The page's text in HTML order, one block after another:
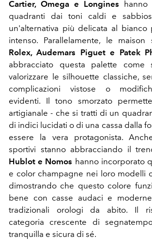
Cartier, Omega e Longines hanno
quadranti dai toni caldi e
un'alternativa più delicata al
intenso. Parallelamente, le maison
Rolex, Audemars Piguet e Patek
abbracciato questa palette come
valorizzare le silhouette classiche,
complicazioni vistose o
evidenti. Il tono smorzato
artigianale - che si tratti di un
di indici lucidati o di una cassa dalla
essere la vera protagonista.
sportivi stanno abbracciando il
Hublot e Nomos hanno incorporato
e color champagne nei loro modelli
dimostrando che questo colore
bene con casse audaci e
tradizionali orologi da abito. Il
categoria crescente di
tranquilla e sicura di sé.